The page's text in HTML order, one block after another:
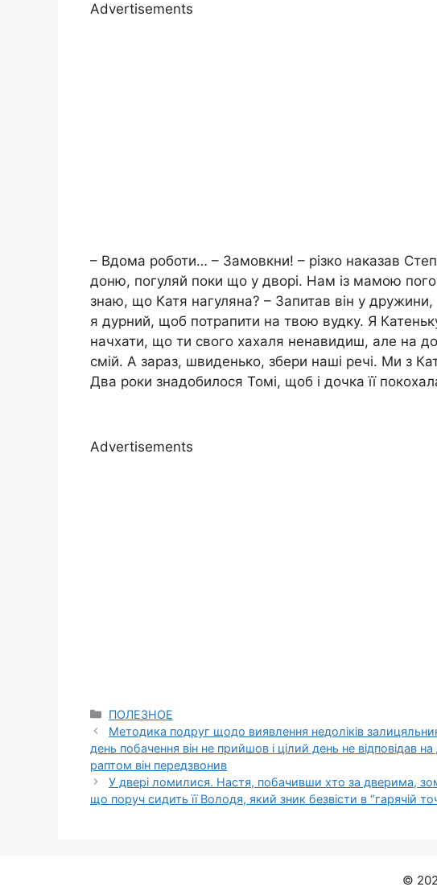
Advertisements
– Вдома роботи… – Замовкни! – різко наказав
доню, погуляй поки що у дворі. Нам із мамою
знаю, що Катя нагуляна? – Запитав він у
я дурний, щоб потрапити на твою вудку. Я
начхати, що ти свого хахаля ненавидиш, але на
смій. А зараз, швиденько, збери наші речі. Ми з
Два роки знадобилося Томі, щоб і дочка її
Advertisements
Categories
ПОЛЕЗНОЕ
Методика подруг щодо виявлення недоліків
день побачення він не прийшов і цілий день не відповідав
раптом він передзвонив
У двері ломилися. Настя, побачивши хто за дверима,
що поруч сидить її Володя, який зник безвісти в “гарячій
©